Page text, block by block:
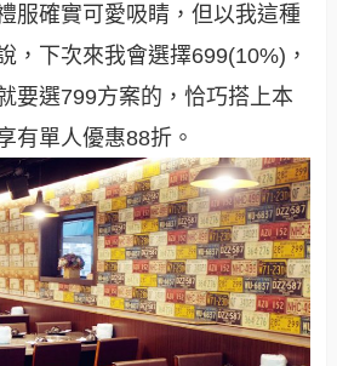
服確實可愛吸睛，但以我這種
，下次來我會選擇699(10%)，
要選799方案的，恰巧搭上本
有單人優惠88折。